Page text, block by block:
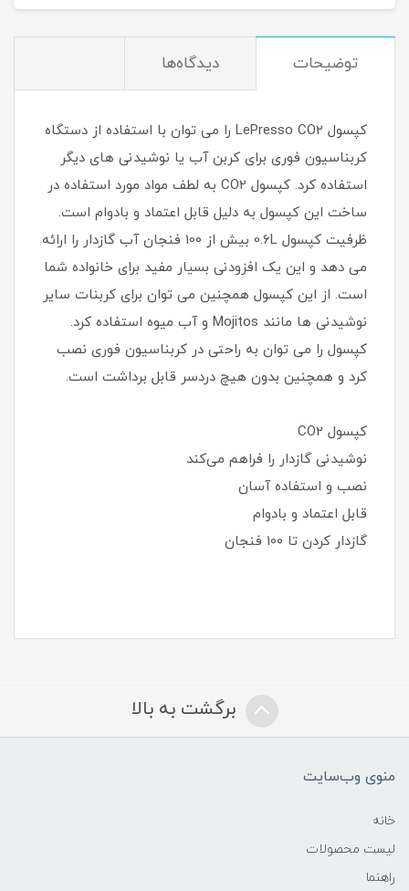
توضیحات دیدگاه‌ها
کپسول LePresso CO2 را می توان با استفاده از دستگاه
کربناسیون فوری برای کربن آب یا نوشیدنی های دیگر
استفاده کرد. کپسول CO2 به لطف مواد مورد استفاده در
ساخت این کپسول به دلیل قابل اعتماد و بادوام است.
ظرفیت کپسول 0.6L بیش از 100 فنجان آب گازدار را ارائه
می دهد و این یک افزودنی بسیار مفید برای خانواده شما
است. از این کپسول همچنین می توان برای کربنات سایر
نوشیدنی ها مانند Mojitos و آب میوه استفاده کرد.
کپسول را می توان به راحتی در کربناسیون فوری نصب
کرد و همچنین بدون هیچ دردسر قابل برداشت است.
کپسول CO2
نوشیدنی گازدار را فراهم می‌کند
نصب و استفاده آسان
قابل اعتماد و بادوام
گازدار کردن تا 100 فنجان
برگشت به بالا
منوی وب‌سایت
خانه
لیست محصولات
راهنما